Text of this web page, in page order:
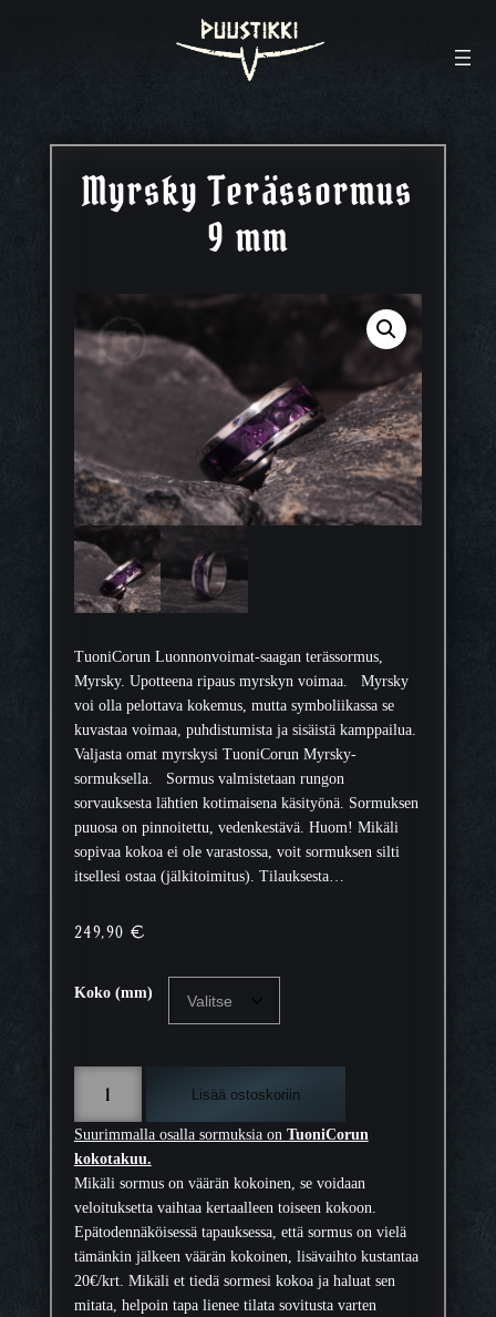
Myrsky Terässormus
9 mm
TuoniCorun Luonnonvoimat-saagan terässormus,
Myrsky. Upotteena ripaus myrskyn voimaa. Myrsky
voi olla pelottava kokemus, mutta symboliikassa se
kuvastaa voimaa, puhdistumista ja sisäistä kamppailua.
Valjasta omat myrskysi TuoniCorun Myrsky-
sormuksella. Sormus valmistetaan rungon
sorvauksesta lähtien kotimaisena käsityönä. Sormuksen
puuosa on pinnoitettu, vedenkestävä. Huom! Mikäli
sopivaa kokoa ei ole varastossa, voit sormuksen silti
itsellesi ostaa (jälkitoimitus). Tilauksesta…
249,90€
Koko (mm)
r
s
k
T
e
r
Lisää ostoskoriin
Suurimmalla osalla sormuksia on TuoniCorun
kokotakuu.
Mikäli sormus on väärän kokoinen, se voidaan
veloituksetta vaihtaa kertaalleen toiseen kokoon.
Epätodennäköisessä tapauksessa, että sormus on vielä
tämänkin jälkeen väärän kokoinen, lisävaihto kustantaa
20€/krt. Mikäli et tiedä sormesi kokoa ja haluat sen
mitata, helpoin tapa lienee tilata sovitusta varten